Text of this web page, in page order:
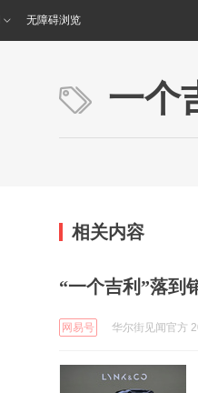
无障碍浏览
一个
相关内容
“一个吉利”落到
网易号 华尔街见闻官方